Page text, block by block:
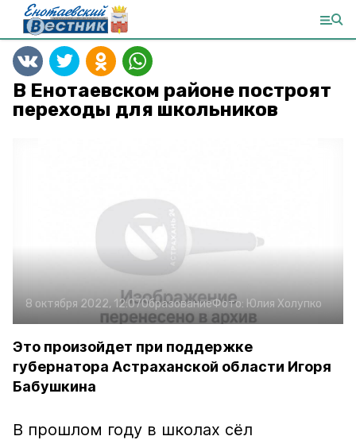
В Енотаевском районе построят
переходы для школьников
8 октября 2022, 12:07ОбразованиеФото: Юлия Холупко
Это произойдет при поддержке
губернатора Астраханской области Игоря
Бабушкина
В прошлом году в школах сёл